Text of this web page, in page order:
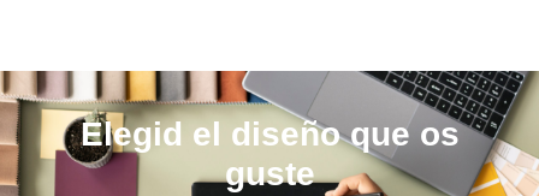
Elegid el diseño que os
guste